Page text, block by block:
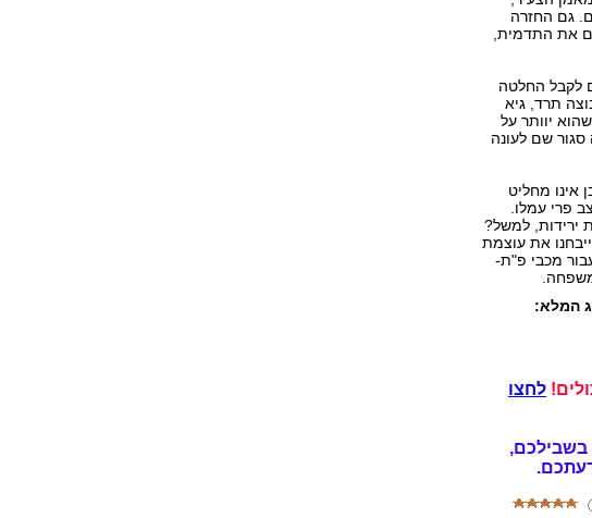
גם החזרה
את התדמית,
לקבל החלטה
תרד, גיא
יוותר על
שם לעונה
אינו מחליט
פרי עמלו.
ירידות, למשל?
את עוצמת
מכבי פ"ת-
המלא:
לחצו
בשבילכם,